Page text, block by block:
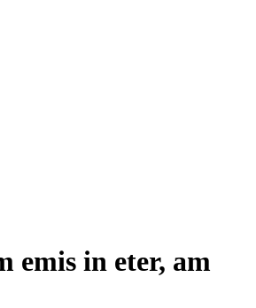
emis in eter, am